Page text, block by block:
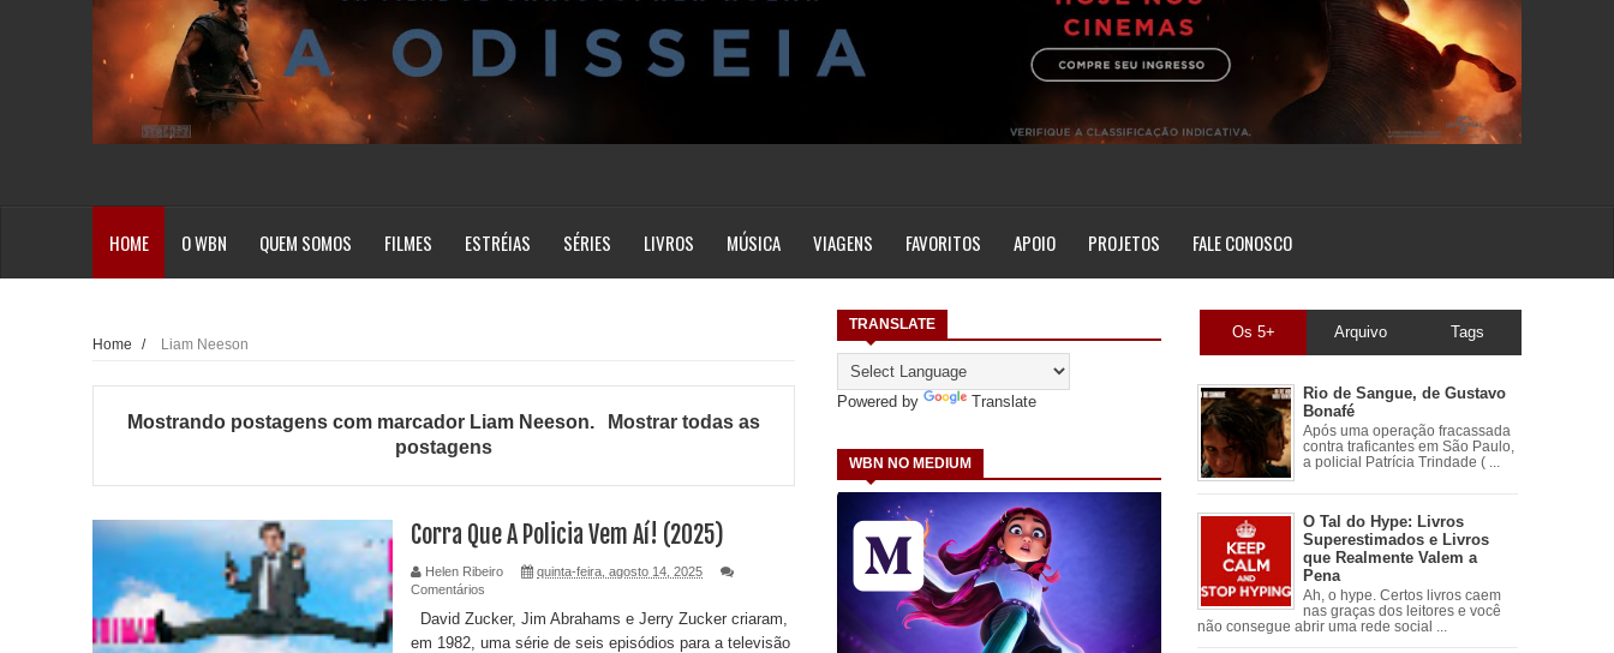
HOME O WBN QUEM SOMOS FILMES ESTRÉIAS SÉRIES LIVROS MÚSICA VIAGENS FAVORITOS APOIO PROJETOS FALE CONOSCO
TRANSLATE
Powered by Translate
WBN NO MEDIUM
Home / Liam Neeson
Mostrando postagens com marcador Liam Neeson.
Mostrar todas as
postagens
Corra Que A Policia Vem Aí! (2025)
Helen Ribeiro
quinta-feira, agosto 14, 2025
Comentários
David Zucker, Jim Abrahams e Jerry Zucker criaram,
em 1982, uma série de seis episódios para a televisão
Os 5+ Arquivo Tags
Rio de Sangue, de Gustavo
Bonafé
Após uma operação fracassada
contra traficantes em São Paulo,
a policial Patrícia Trindade ( ...
O Tal do Hype: Livros
Superestimados e Livros
que Realmente Valem a
Pena
Ah, o hype. Certos livros caem
nas graças dos leitores e você
não consegue abrir uma rede social ...